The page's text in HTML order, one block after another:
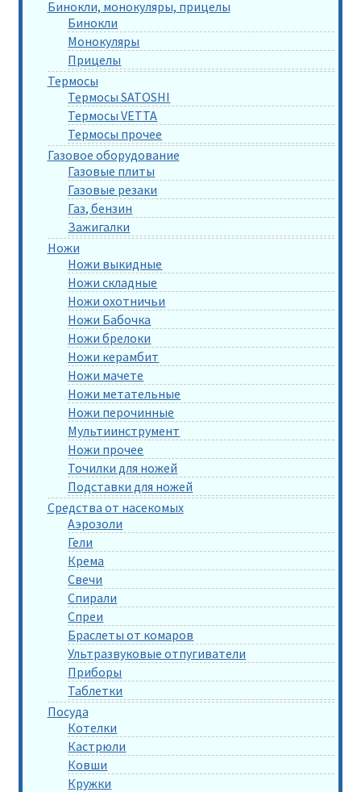
Бинокли, монокуляры, прицелы
Бинокли
Монокуляры
Прицелы
Термосы
Термосы SATOSHI
Термосы VETTA
Термосы прочее
Газовое оборудование
Газовые плиты
Газовые резаки
Газ, бензин
Зажигалки
Ножи
Ножи выкидные
Ножи складные
Ножи охотничьи
Ножи Бабочка
Ножи брелоки
Ножи керамбит
Ножи мачете
Ножи метательные
Ножи перочинные
Мультиинструмент
Ножи прочее
Точилки для ножей
Подставки для ножей
Средства от насекомых
Аэрозоли
Гели
Крема
Свечи
Спирали
Спреи
Браслеты от комаров
Ультразвуковые отпугиватели
Приборы
Таблетки
Посуда
Котелки
Кастрюли
Ковши
Кружки